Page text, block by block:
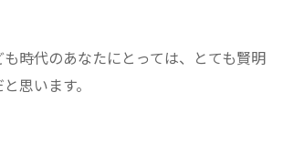
時代のあなたにとっては、とても賢明
思います。